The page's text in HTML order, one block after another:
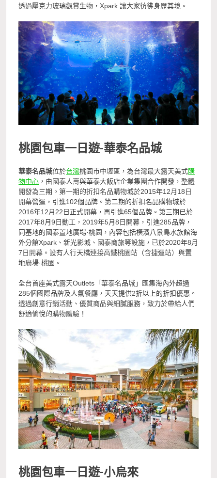
透過壓克力玻璃觀賞生物，Xpark 讓大家彷彿身歷其境。
桃園包車一日遊-華泰名品城
華泰名品城位於台灣桃園市中壢區，為台灣最大露天美式購
物中心 ，由國泰人壽與華泰大飯店企業集團合作開發，整體
開發為三期。第一期的折扣名品購物城於2015年12月18日
開幕營運，引進102個品牌。第二期的折扣名品購物城於
2016年12月22日正式開幕，再引進65個品牌。第三期已於
2017年8月9日動工，2019年5月8日開幕，引進285品牌，
同基地的國泰置地廣場·桃園，內容包括橫濱八景島水族館海
外分館Xpark、新光影城、國泰商旅等設施，已於2020年8月
7日開幕。設有人行天橋連接高鐵桃園站（含捷運站）與置
地廣場·桃園。
全台首座美式露天Outlets「華泰名品城」匯集海內外超過
285個國際品牌及人氣餐廳，天天提供2折以上的折扣優惠。
透過創意行銷活動、優質商品與細膩服務，致力於帶給人們
舒適愉悅的購物體驗！
桃園包車一日遊-小烏來